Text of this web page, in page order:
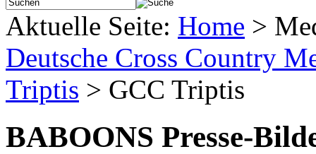
Aktuelle Seite: Home >
Deutsche Cross Country
Triptis > GCC Triptis
BABOONS Presse-